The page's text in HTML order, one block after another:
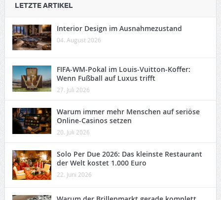
LETZTE ARTIKEL
Interior Design im Ausnahmezustand
04. August 2026
FIFA-WM-Pokal im Louis-Vuitton-Koffer:
Wenn Fußball auf Luxus trifft
27. Juli 2026
Warum immer mehr Menschen auf seriöse
Online-Casinos setzen
20. Juli 2026
Solo Per Due 2026: Das kleinste Restaurant
der Welt kostet 1.000 Euro
22. Juni 2026